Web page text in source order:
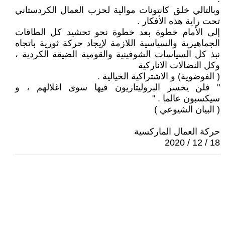
وبالتالي خلق كانتونات موالية لحزب العمال الكردستاني
تحت راية هذه الأفكار .
إلى الأمام خطوة بعد خطوة نحو تحشيد كل الطاقات
الجماهيرية والسياسية اللازمة لإيجاد حركة ثورية باتجاه
نبذ كل السياسات الشوفينية والقومية الضيقة الكردية ،
وكل النضالات الاناركية
( الفوضوية) و الاشتراكية الخيالية .
" فلن يخسر البروليتاريون فيها سوى اغلالهم ، و
سيكسبون عالما . "
( البيان الشيوعي )
حركة العمال الماركسية
18 / 12 / 2020